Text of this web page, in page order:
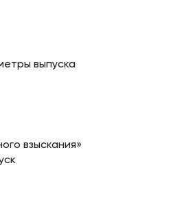
выпуска
взыскания»